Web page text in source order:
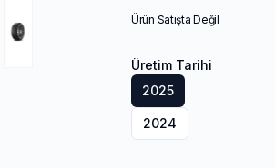
Ürün Satışta Değil
Üretim Tarihi
2025
2024